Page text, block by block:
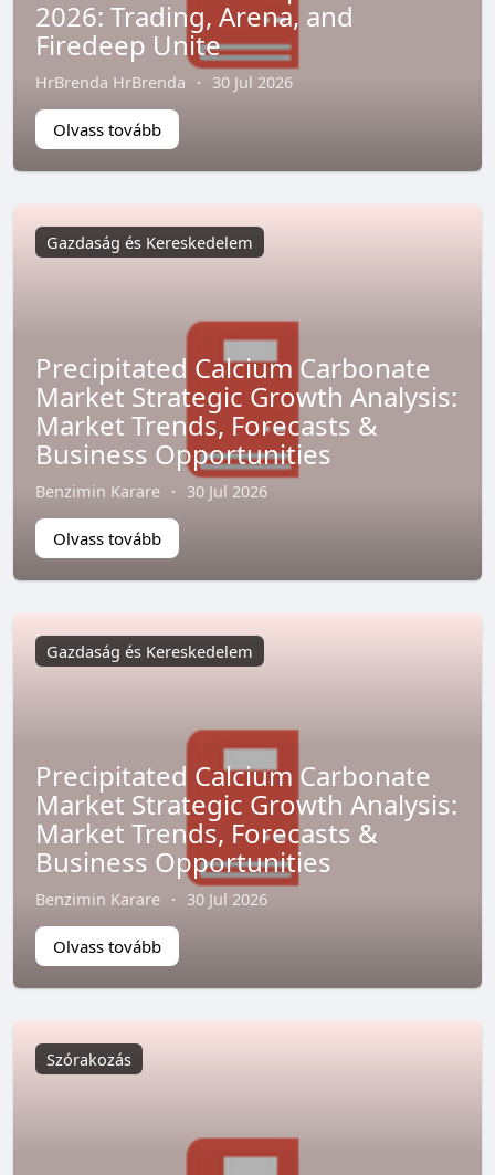
2026: Trading, Arena, and
Firedeep Unite
HrBrenda HrBrenda · 30 Jul 2026
Olvass tovább
Gazdaság és Kereskedelem
Precipitated Calcium Carbonate
Market Strategic Growth Analysis:
Market Trends, Forecasts &
Business Opportunities
Benzimin Karare · 30 Jul 2026
Olvass tovább
Gazdaság és Kereskedelem
Precipitated Calcium Carbonate
Market Strategic Growth Analysis:
Market Trends, Forecasts &
Business Opportunities
Benzimin Karare · 30 Jul 2026
Olvass tovább
Szórakozás